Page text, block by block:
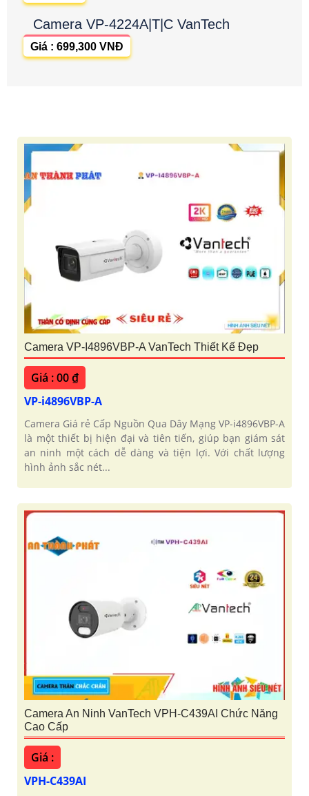
Camera VP-4224A|T|C VanTech
Giá : 699,300 VNĐ
Camera VP-I4896VBP-A VanTech Thiết Kế Đẹp
Giá : 00 ₫
VP-i4896VBP-A
Camera Giá rẻ Cấp Nguồn Qua Dây Mạng VP-i4896VBP-A
là một thiết bị hiện đại và tiên tiến, giúp bạn giám sát
an ninh một cách dễ dàng và tiện lợi. Với chất lượng
hình ảnh sắc nét...
Camera An Ninh VanTech VPH-C439AI Chức Năng
Cao Cấp
Giá :
VPH-C439AI